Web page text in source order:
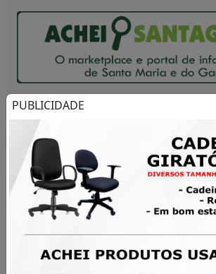
PUBLICIDADE
Menu
Login
Procurando por
produtos?
Encontre agora mesmo o que
Santa Maria ou no